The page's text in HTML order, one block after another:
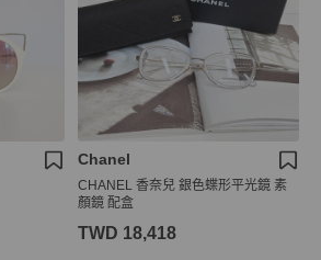
Chanel
CHANEL 香奈兒 銀色蝶形平光鏡 素
顏鏡 配盒
TWD 18,418